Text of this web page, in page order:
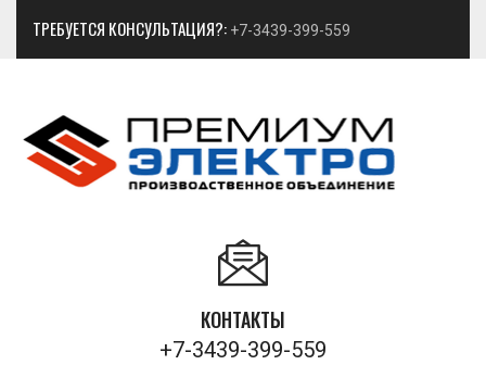
ТРЕБУЕТСЯ КОНСУЛЬТАЦИЯ?: +7-3439-399-559
КОНТАКТЫ
+7-3439-399-559